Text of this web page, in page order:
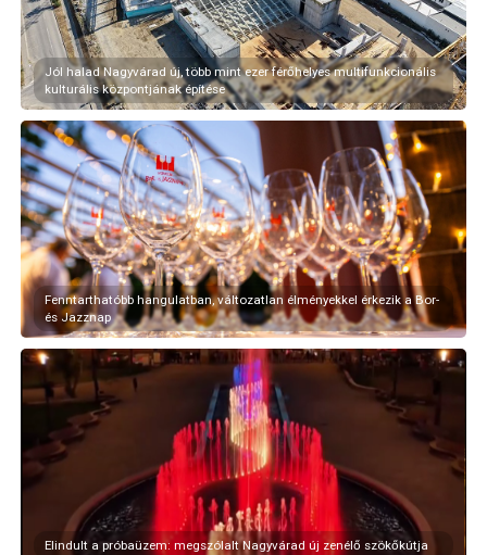
Jól halad Nagyvárad új, több mint ezer férőhelyes multifunkcionális
kulturális központjának építése
Fenntarthatóbb hangulatban, változatlan élményekkel érkezik a Bor-
és Jazznap
Elindult a próbaüzem: megszólalt Nagyvárad új zenélő szökőkútja